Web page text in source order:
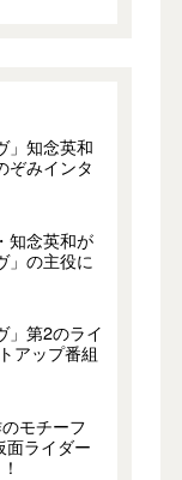
」知念英和
ぞみインタ
知念英和が
」の主役に
」第2のライ
アップ番組
モチーフ
面ライダー